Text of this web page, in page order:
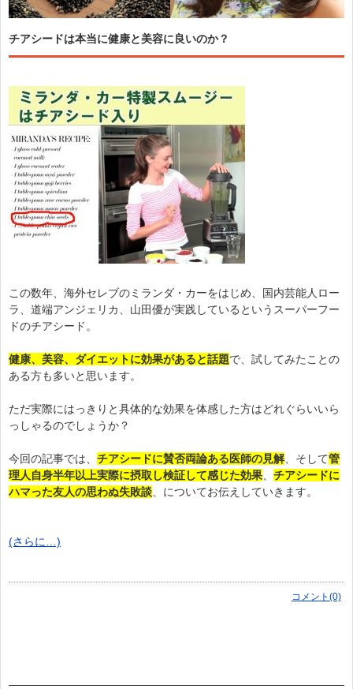
チアシードは本当に健康と美容に良いのか？
この数年、海外セレブのミランダ・カーをはじめ、国内芸能人ロー
ラ、道端アンジェリカ、山田優が実践しているというスーパーフー
ドのチアシード。
健康、美容、ダイエットに効果があると話題で、試してみたことの
ある方も多いと思います。
ただ実際にはっきりと具体的な効果を体感した方はどれぐらいいら
っしゃるのでしょうか？
今回の記事では、 チアシードに賛否両論ある医師の見解、そして管
理人自身半年以上実際に摂取し検証して感じた効果
チアシードに
ハマった友人の思わぬ失敗談 、についてお伝えしていきます。
(さらに…)
コメント(0)